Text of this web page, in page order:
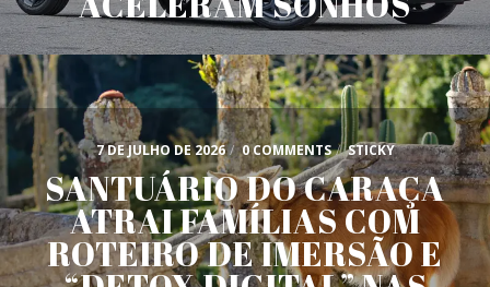
7 DE JULHO DE 2026 / 0 COMMENTS / STICKY
SANTUÁRIO DO CARAÇA
ATRAI FAMÍLIAS COM
ROTEIRO DE IMERSÃO E